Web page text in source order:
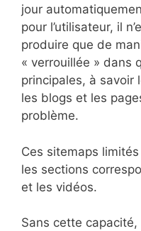
jour
pour l’utilisateur, il
produire que de
« verrouillée » dans
principales, à savoir
les blogs et les
problème.
Ces sitemaps
les sections
et les vidéos.
Sans cette